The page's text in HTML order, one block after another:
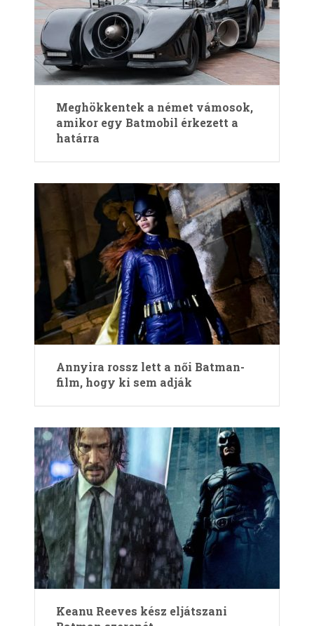
Meghökkentek a német vámosok,
amikor egy Batmobil érkezett a
határra
Annyira rossz lett a női Batman-
film, hogy ki sem adják
Keanu Reeves kész eljátszani